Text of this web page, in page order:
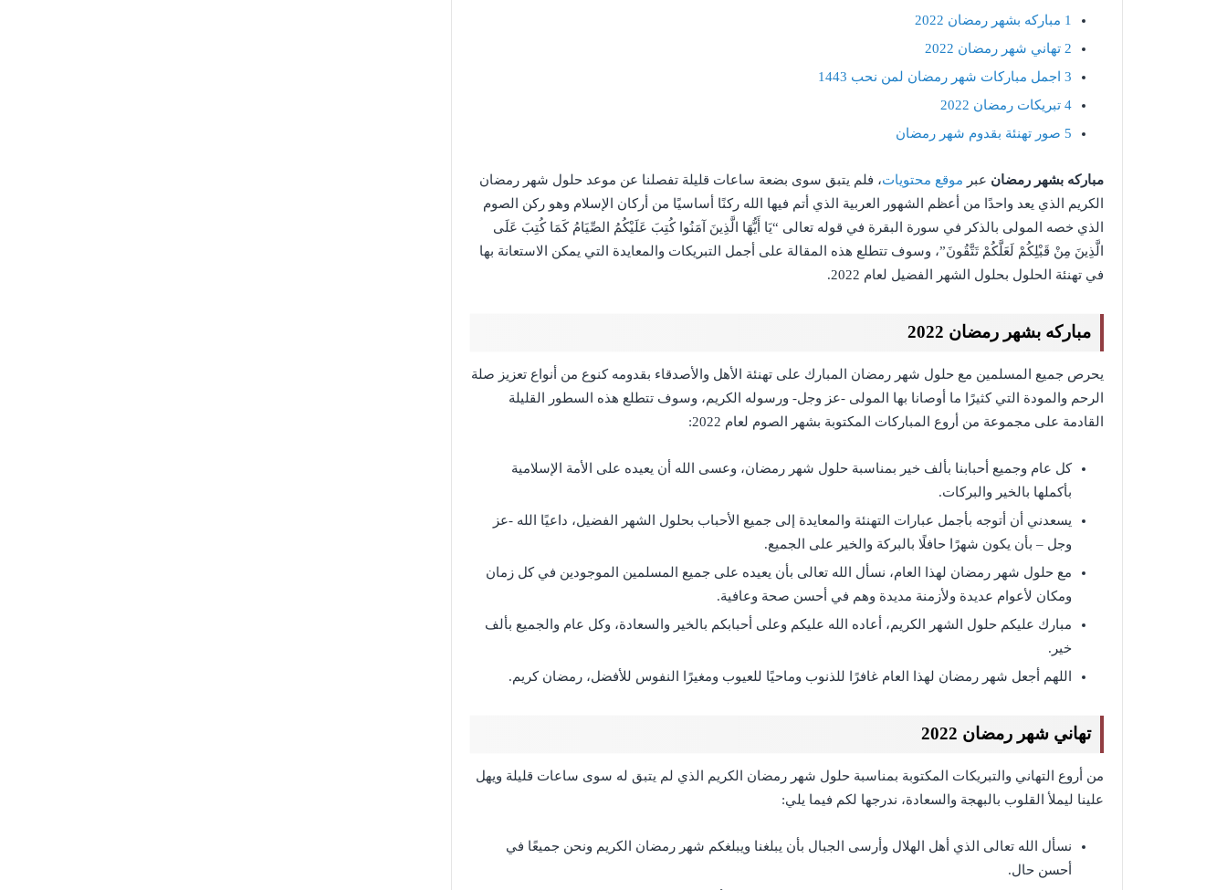
1 مباركه بشهر رمضان 2022
2 تهاني شهر رمضان 2022
3 اجمل مباركات شهر رمضان لمن نحب 1443
4 تبريكات رمضان 2022
5 صور تهنئة بقدوم شهر رمضان
مباركه بشهر رمضان عبر موقع محتويات، فلم يتبق سوى بضعة ساعات قليلة تفصلنا عن موعد حلول شهر رمضان
الكريم الذي يعد واحدًا من أعظم الشهور العربية الذي أتم فيها الله ركنًا أساسيًا من أركان الإسلام وهو ركن الصوم
الذي خصه المولى بالذكر في سورة البقرة في قوله تعالى “يَا أَيُّهَا الَّذِينَ آمَنُوا كُتِبَ عَلَيْكُمُ الصِّيَامُ كَمَا كُتِبَ عَلَى
الَّذِينَ مِنْ قَبْلِكُمْ لَعَلَّكُمْ تَتَّقُونَ”، وسوف تتطلع هذه المقالة على أجمل التبريكات والمعايدة التي يمكن الاستعانة بها
في تهنئة الحلول بحلول الشهر الفضيل لعام 2022.
مباركه بشهر رمضان 2022
يحرص جميع المسلمين مع حلول شهر رمضان المبارك على تهنئة الأهل والأصدقاء بقدومه كنوع من أنواع تعزيز صلة
الرحم والمودة التي كثيرًا ما أوصانا بها المولى -عز وجل- ورسوله الكريم، وسوف تتطلع هذه السطور القليلة
القادمة على مجموعة من أروع المباركات المكتوبة بشهر الصوم لعام 2022:
كل عام وجميع أحبابنا بألف خير بمناسبة حلول شهر رمضان، وعسى الله أن يعيده على الأمة الإسلامية
بأكملها بالخير والبركات.
يسعدني أن أتوجه بأجمل عبارات التهنئة والمعايدة إلى جميع الأحباب بحلول الشهر الفضيل، داعيًا الله -عز
وجل – بأن يكون شهرًا حافلًا بالبركة والخير على الجميع.
مع حلول شهر رمضان لهذا العام، نسأل الله تعالى بأن يعيده على جميع المسلمين الموجودين في كل زمان
ومكان لأعوام عديدة ولأزمنة مديدة وهم في أحسن صحة وعافية.
مبارك عليكم حلول الشهر الكريم، أعاده الله عليكم وعلى أحبابكم بالخير والسعادة، وكل عام والجميع بألف
خير.
اللهم أجعل شهر رمضان لهذا العام غافرًا للذنوب وماحيًا للعيوب ومغيرًا النفوس للأفضل، رمضان كريم.
تهاني شهر رمضان 2022
من أروع التهاني والتبريكات المكتوبة بمناسبة حلول شهر رمضان الكريم الذي لم يتبق له سوى ساعات قليلة ويهل
علينا ليملأ القلوب بالبهجة والسعادة، ندرجها لكم فيما يلي:
نسأل الله تعالى الذي أهل الهلال وأرسى الجبال بأن يبلغنا ويبلغكم شهر رمضان الكريم ونحن جميعًا في
أحسن حال.